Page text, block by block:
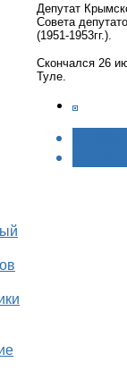
Депутат
Совета
(1951-1953гг.).
Скончался 26
Туле.